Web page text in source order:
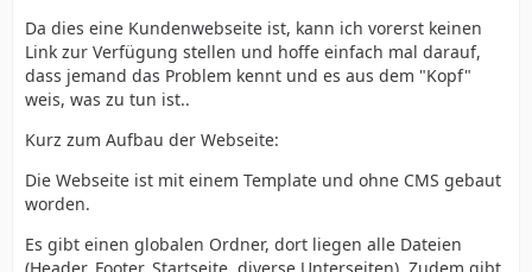
Da dies eine Kundenwebseite ist, kann ich vorerst keinen
Link zur Verfügung stellen und hoffe einfach mal darauf,
dass jemand das Problem kennt und es aus dem "Kopf"
weis, was zu tun ist..
Kurz zum Aufbau der Webseite:
Die Webseite ist mit einem Template und ohne CMS gebaut
worden.
Es gibt einen globalen Ordner, dort liegen alle Dateien